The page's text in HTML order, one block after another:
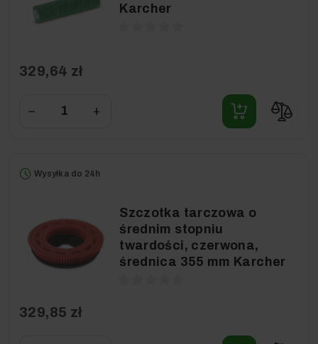
Karcher
329,64 zł
− +
Wysyłka do 24h
Szczotka tarczowa o
średnim stopniu
twardości, czerwona,
średnica 355 mm Karcher
329,85 zł